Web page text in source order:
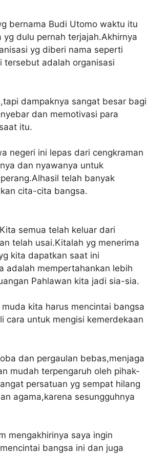
bernama Budi Utomo waktu itu
dulu pernah terjajah.Akhirnya
yg diberi nama seperti
tersebut adalah organisasi
dampaknya sangat besar bagi
dan memotivasi para
itu.
negeri ini lepas dari cengkraman
dan nyawanya untuk
telah banyak
cita-cita bangsa.
semua telah keluar dari
telah usai.Kitalah yg menerima
kita dapatkan saat ini
adalah mempertahankan lebih
Pahlawan kita jadi sia-sia.
kita harus mencintai bangsa
cara untuk mengisi kemerdekaan
dan pergaulan bebas,menjaga
mudah terpengaruh oleh pihak-
persatuan yg sempat hilang
agama,karena sesungguhnya
mengakhirinya saya ingin
bangsa ini dan juga